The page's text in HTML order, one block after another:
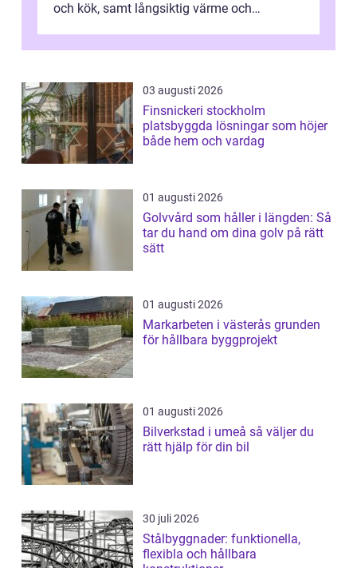
och kök, samt långsiktig värme och
03 augusti 2026
Finsnickeri stockholm
platsbyggda lösningar som höjer
både hem och vardag
01 augusti 2026
Golvvård som håller i längden: Så
tar du hand om dina golv på rätt
sätt
01 augusti 2026
Markarbeten i västerås grunden
för hållbara byggprojekt
01 augusti 2026
Bilverkstad i umeå så väljer du
rätt hjälp för din bil
30 juli 2026
Stålbyggnader: funktionella,
flexibla och hållbara